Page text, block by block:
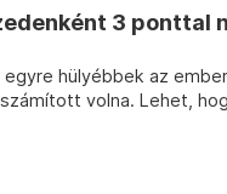
3 ponttal
hülyébbek az
volna. Lehet,